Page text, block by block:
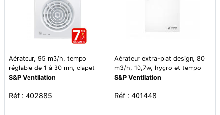
Aérateur, 95 m3/h, tempo
réglable de 1 à 30 mn, clapet
anti-retour, d 100 mm - silent
S&P Ventilation
Réf : 402885
Aérateur extra-plat design, 80
m3/h, 10,7w, hygro et tempo
réglable, d100 mm - decor-100
S&P Ventilation
Réf : 401448